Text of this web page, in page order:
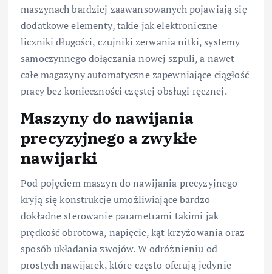
maszynach bardziej zaawansowanych pojawiają się
dodatkowe elementy, takie jak elektroniczne
liczniki długości, czujniki zerwania nitki, systemy
samoczynnego dołączania nowej szpuli, a nawet
całe magazyny automatyczne zapewniające ciągłość
pracy bez konieczności częstej obsługi ręcznej.
Maszyny do nawijania
precyzyjnego a zwykłe
nawijarki
Pod pojęciem maszyn do nawijania precyzyjnego
kryją się konstrukcje umożliwiające bardzo
dokładne sterowanie parametrami takimi jak
prędkość obrotowa, napięcie, kąt krzyżowania oraz
sposób układania zwojów. W odróżnieniu od
prostych nawijarek, które często oferują jedynie